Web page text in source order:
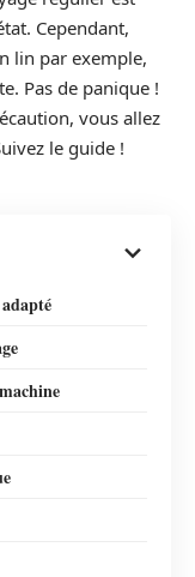
Cependant,
lin par exemple,
Pas de panique !
vous allez
le guide !